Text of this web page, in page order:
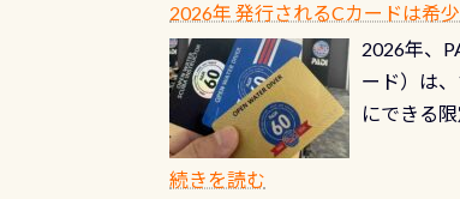
点検をす
8/31まで
ドライス
ませ 6月
る清流（
の「名水
ところで
2026年 発行されるCカードは希
2026年、
ード）は
にできる
続きを読む